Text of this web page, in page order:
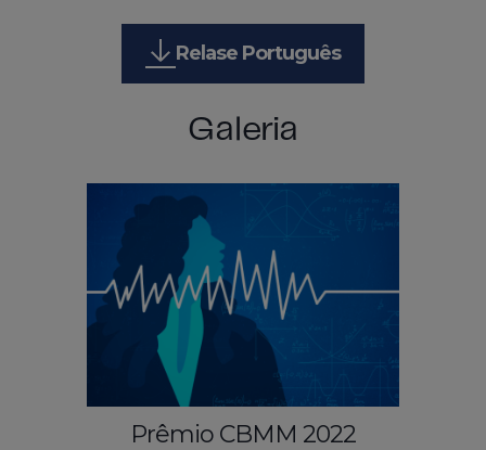
Relase Português
Galeria
Prêmio CBMM 2022